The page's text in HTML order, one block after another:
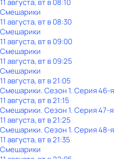
11 августа, вт в 08:10
Смешарики
11 августа, вт в 08:30
Смешарики
11 августа, вт в 09:00
Смешарики
11 августа, вт в 09:25
Смешарики
11 августа, вт в 21:05
Смешарики. Сезон 1. Серия 46-я
11 августа, вт в 21:15
Смешарики. Сезон 1. Серия 47-я
11 августа, вт в 21:25
Смешарики. Сезон 1. Серия 48-я
11 августа, вт в 21:35
Смешарики